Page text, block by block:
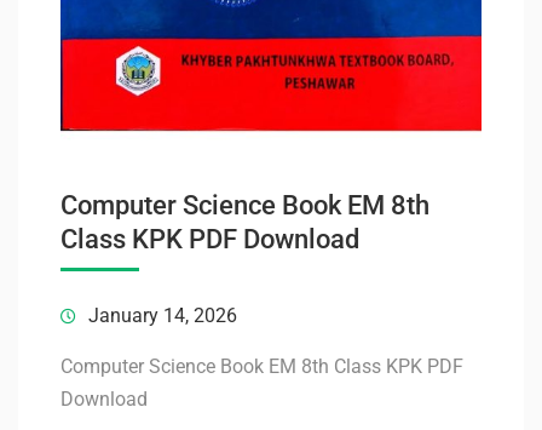
Computer Science Book EM 8th
Class KPK PDF Download
January 14, 2026
Computer Science Book EM 8th Class KPK PDF
Download